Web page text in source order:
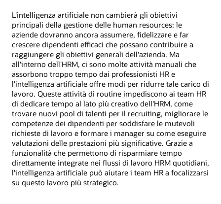
L'intelligenza artificiale non cambierà gli obiettivi
principali della gestione delle human resources: le
aziende dovranno ancora assumere, fidelizzare e far
crescere dipendenti efficaci che possano contribuire a
raggiungere gli obiettivi generali dell'azienda. Ma
all'interno dell'HRM, ci sono molte attività manuali che
assorbono troppo tempo dai professionisti HR e
l'intelligenza artificiale offre modi per ridurre tale carico di
lavoro. Queste attività di routine impediscono ai team HR
di dedicare tempo al lato più creativo dell'HRM, come
trovare nuovi pool di talenti per il recruiting, migliorare le
competenze dei dipendenti per soddisfare le mutevoli
richieste di lavoro e formare i manager su come eseguire
valutazioni delle prestazioni più significative. Grazie a
funzionalità che permettono di risparmiare tempo
direttamente integrate nei flussi di lavoro HRM quotidiani,
l'intelligenza artificiale può aiutare i team HR a focalizzarsi
su questo lavoro più strategico.